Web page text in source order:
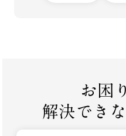
お困
解決でき